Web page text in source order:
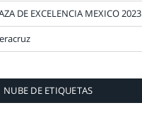
DE EXCELENCIA MEXICO 2023
NUBE DE ETIQUETAS